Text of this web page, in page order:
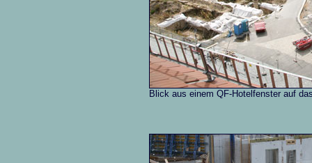
Blick aus einem QF-Hotelfenster auf